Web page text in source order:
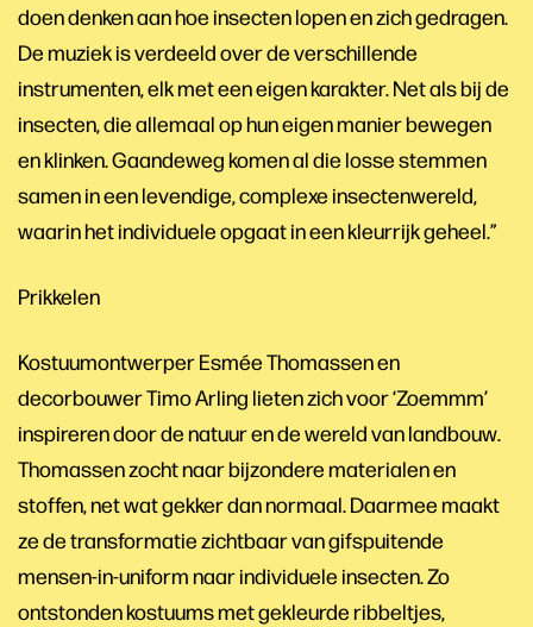
doen denken aan hoe insecten lopen en zich gedragen.
De muziek is verdeeld over de verschillende
instrumenten, elk met een eigen karakter. Net als bij de
insecten, die allemaal op hun eigen manier bewegen
en klinken. Gaandeweg komen al die losse stemmen
samen in een levendige, complexe insectenwereld,
waarin het individuele opgaat in een kleurrijk geheel.”
Prikkelen
Kostuumontwerper Esmée Thomassen en
decorbouwer Timo Arling lieten zich voor ‘Zoemmm’
inspireren door de natuur en de wereld van landbouw.
Thomassen zocht naar bijzondere materialen en
stoffen, net wat gekker dan normaal. Daarmee maakt
ze de transformatie zichtbaar van gifspuitende
mensen-in-uniform naar individuele insecten. Zo
ontstonden kostuums met gekleurde ribbeltjes,